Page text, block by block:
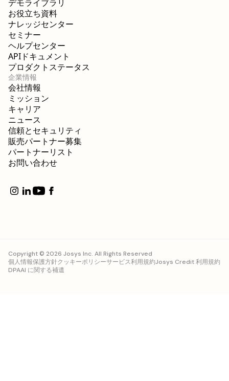
デモライブラリ
お役立ち資料
ナレッジセンター
セミナー
ヘルプセンター
APIドキュメント
プロダクトステータス
企業情報
会社情報
ミッション
キャリア
ニュース
信頼とセキュリティ
販売パートナー募集
パートナーリスト
お問い合わせ
Copyright © 2026 Josys Inc. All Rights Reserved
個人情報保護方針クッキーポリシーサービス利用規約Josys Credit 利用規約
DPAAI に関する補遺